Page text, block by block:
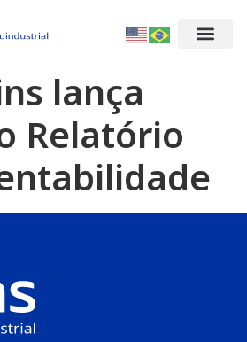
lança
Relatório